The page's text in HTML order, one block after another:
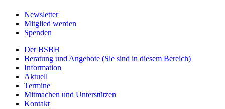
Newsletter
Mitglied werden
Spenden
Der BSBH
Beratung und Angebote (Sie sind in diesem Bereich)
Information
Aktuell
Termine
Mitmachen und Unterstützen
Kontakt